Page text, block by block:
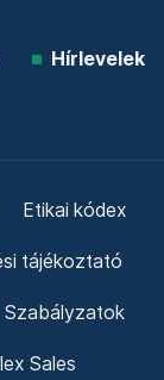
Hírlevelek
Etikai kódex
tájékoztató
Szabályzatok
Sales